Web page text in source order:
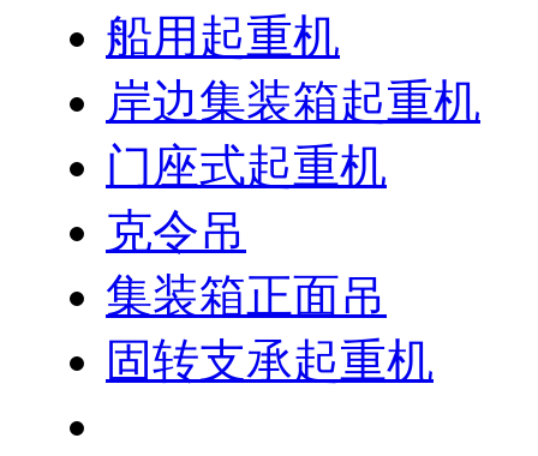
船用起重机
岸边集装箱起重机
门座式起重机
克令吊
集装箱正面吊
固转支承起重机